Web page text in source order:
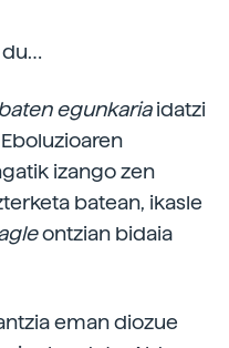
du…
egunkariaidatzi
izango zen
batean, ikasle
ontzian bidaia
eman diozue